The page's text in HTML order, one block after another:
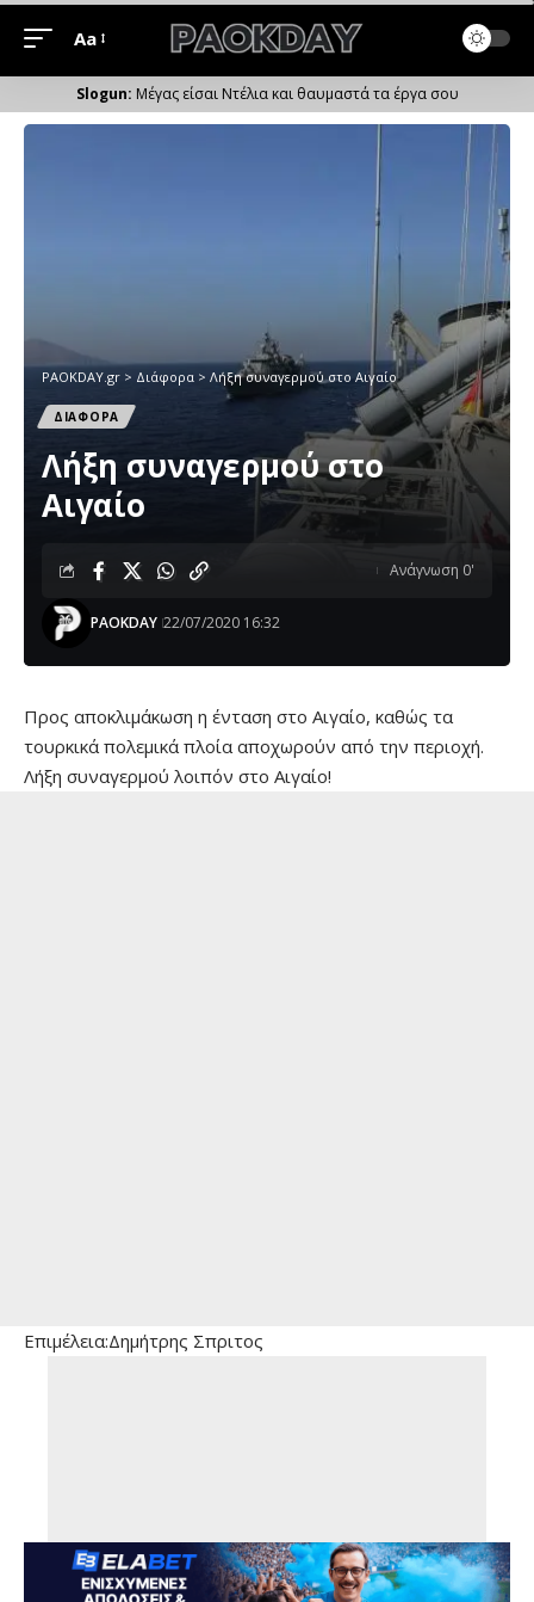
Μέγεθος
Γραμματοσειράς
Aa
Μέγας είσαι Ντέλια και θαυμαστά τα έργα σου
PAOKDAY.gr > Διάφορα > Λήξη συναγερμού στο Αιγαίο
ΔΙΑΦΟΡΑ
Λήξη συναγερμού στο
Αιγαίο
PAOKDAY 22/07/2020 16:32
Ανάγνωση 0'
Προς αποκλιμάκωση η ένταση στο Αιγαίο, καθώς τα
τουρκικά πολεμικά πλοία αποχωρούν από την περιοχή.
Λήξη συναγερμού λοιπόν στο Αιγαίο!
Επιμέλεια:Δημήτρης Σπριτος